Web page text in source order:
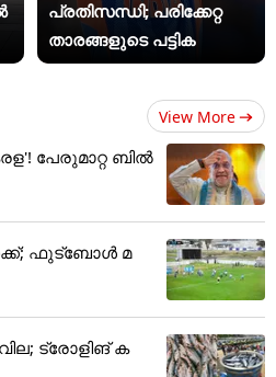
പ്രതിസന്ധി; പരിക്കേറ്റ
താരങ്ങളുടെ പട്ടിക
View More
പേരുമാറ്റ ബിൽ
ഫുട്‌ബോള്‍ മ
ട്രോളിങ് ക